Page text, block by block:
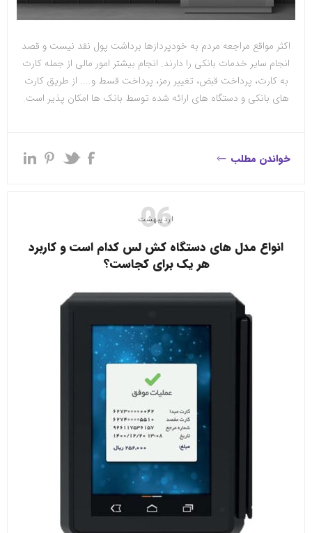
اکثر مواقع مراجعه مردم به خودپردازها برداشت پول نقد نیست و قصد
انجام سایر خدمات بانکی را دارند. انجام بیشتر امور مالی از جمله کارت
به کارت، پرداخت قبض، تغییر رمز، پرداخت قسط و.... از طریق کارت
های بانکی و دستگاه‌ های ارائه شده توسط بانک ‌ها امکان پذیر است.
خواندن مطلب
06
اردیبهشت
انواع مدل های دستگاه کش لس کدام است و کاربرد
هر یک برای کجاست؟